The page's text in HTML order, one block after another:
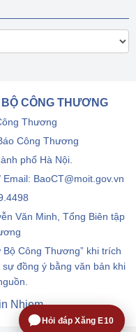
CÔNG THƯƠNG
Thương
Công Thương
phố Hà Nội.
BaoCT@moit.gov.vn
Văn Minh, Tổng Biên tập
Công Thương” khi trích
đồng ý bằng văn bản khi
Hỏi đáp Xăng E10